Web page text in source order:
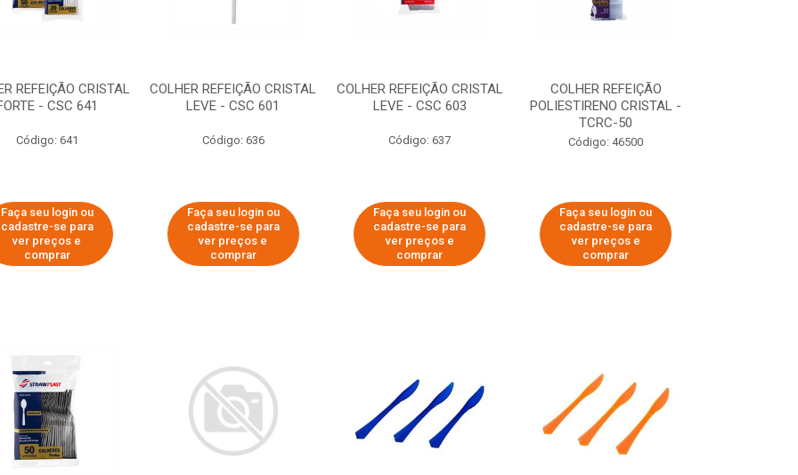
REFEIÇÃO CRISTAL
- CSC 641
Código: 641
Faça seu login ou
cadastre-se para
ver preços e
comprar
COLHER REFEIÇÃO CRISTAL
LEVE - CSC 601
Código: 636
Faça seu login ou
cadastre-se para
ver preços e
comprar
COLHER REFEIÇÃO CRISTAL
LEVE - CSC 603
Código: 637
Faça seu login ou
cadastre-se para
ver preços e
comprar
COLHER REFEIÇÃO
POLIESTIRENO CRISTAL -
TCRC-50
Código: 46500
Faça seu login ou
cadastre-se para
ver preços e
comprar